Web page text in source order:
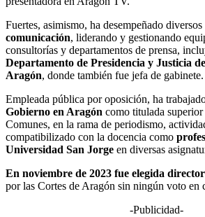
Fuertes, asimismo, ha desempeñado diversos
comunicación, liderando y gestionando
consultorías y departamentos de prensa,
Departamento de Presidencia y Justicia
Aragón, donde también fue jefa de gabinete.
Empleada pública por oposición, ha
Gobierno en Aragón como titulada
Comunes, en la rama de periodismo,
compatibilizado con la docencia como
Universidad San Jorge en diversas
En noviembre de 2023 fue elegida
por las Cortes de Aragón sin ningún voto en
-Publicidad-